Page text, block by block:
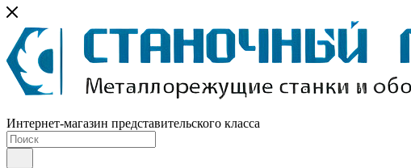
Интернет-магазин представительского класса